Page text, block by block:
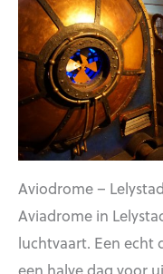
Aviodrome – Lelystad
Aviadrome in
luchtvaart. Een echt
een halve dag voor